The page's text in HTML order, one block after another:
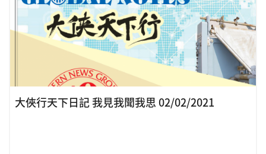
大俠行天下日記 我見我聞我思 02/02/2021